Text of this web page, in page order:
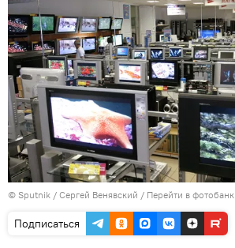
© Sputnik / Сергей Венявский / Перейти в фотобанк
Подписаться